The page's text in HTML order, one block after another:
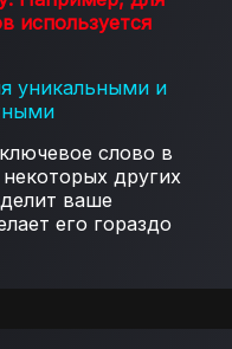
используется
уникальными и
слово в
других
ваше
его гораздо